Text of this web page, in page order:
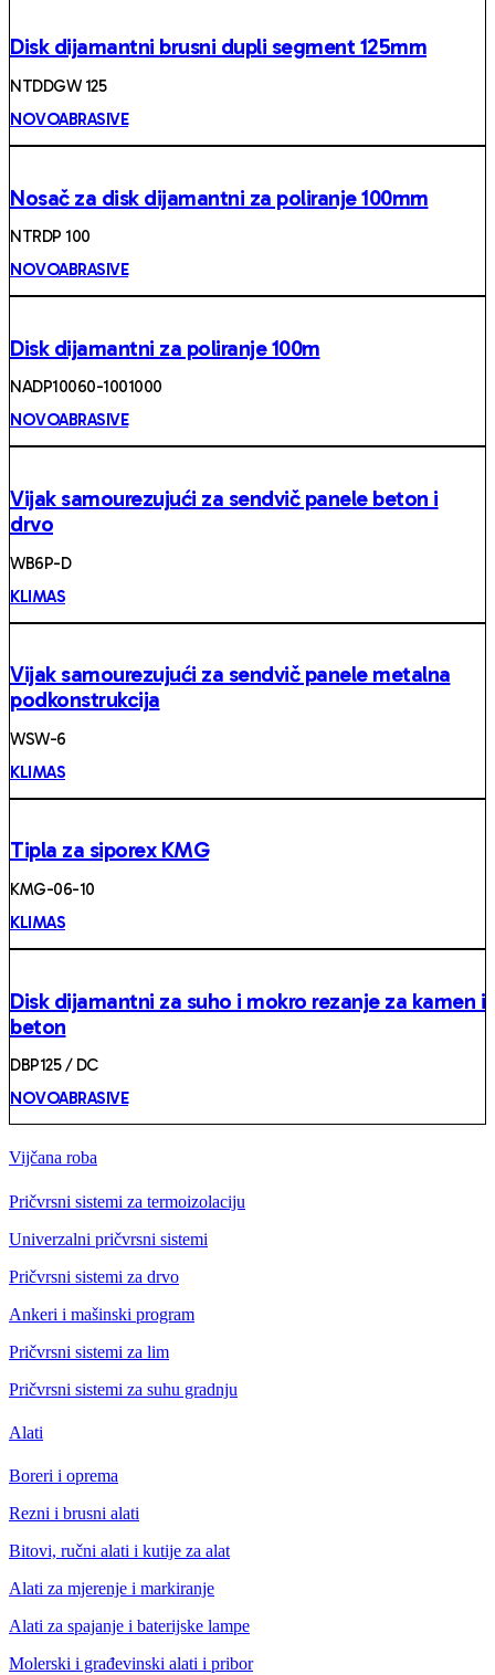
Disk dijamantni brusni dupli segment 125mm
NTDDGW 125
NOVOABRASIVE
Nosač za disk dijamantni za poliranje 100mm
NTRDP 100
NOVOABRASIVE
Disk dijamantni za poliranje 100m
NADP10060-1001000
NOVOABRASIVE
Vijak samourezujući za sendvič panele beton i
drvo
WB6P-D
KLIMAS
Vijak samourezujući za sendvič panele metalna
podkonstrukcija
WSW-6
KLIMAS
Tipla za siporex KMG
KMG-06-10
KLIMAS
Disk dijamantni za suho i mokro rezanje za kamen i
beton
DBP125 / DC
NOVOABRASIVE
Vijčana roba
Pričvrsni sistemi za termoizolaciju
Univerzalni pričvrsni sistemi
Pričvrsni sistemi za drvo
Ankeri i mašinski program
Pričvrsni sistemi za lim
Pričvrsni sistemi za suhu gradnju
Alati
Boreri i oprema
Rezni i brusni alati
Bitovi, ručni alati i kutije za alat
Alati za mjerenje i markiranje
Alati za spajanje i baterijske lampe
Molerski i građevinski alati i pribor